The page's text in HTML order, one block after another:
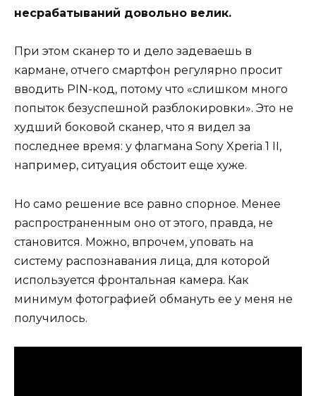
несрабатываний довольно велик.
При этом сканер то и дело задеваешь в
кармане, отчего смартфон регулярно просит
вводить PIN-код, потому что «слишком много
попыток безуспешной разблокировки». Это не
худший боковой сканер, что я видел за
последнее время: у флагмана Sony Xperia 1 II,
например, ситуация обстоит еще хуже.
Но само решение все равно спорное. Менее
распространенным оно от этого, правда, не
становится. Можно, впрочем, уповать на
систему распознавания лица, для которой
используется фронтальная камера. Как
минимум фотографией обмануть ее у меня не
получилось.